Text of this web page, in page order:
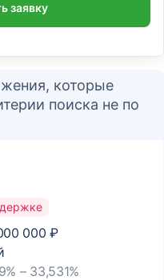
заявку
которые
поиска не по
000 ₽
– 33,531%